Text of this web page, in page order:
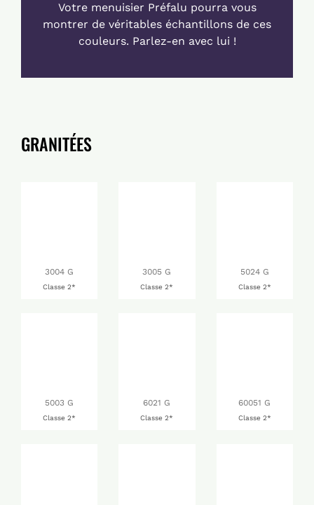
Votre menuisier Préfalu pourra vous
montrer de véritables échantillons de ces
couleurs. Parlez-en avec lui !
GRANITÉES
3004 G
Classe 2*
3005 G
Classe 2*
5024 G
Classe 2*
5003 G
Classe 2*
6021 G
Classe 2*
60051 G
Classe 2*